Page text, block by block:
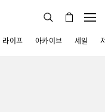
라이프 아카이브 세일